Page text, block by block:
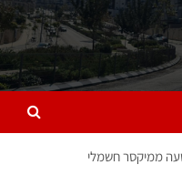
ממיקסר חשמלי